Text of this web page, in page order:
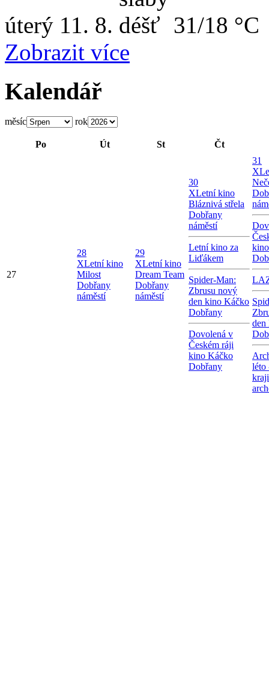
úterý 11. 8.
31/18 °C
Zobrazit více
Kalendář
měsíc rok
Po Út St Čt
27
28
XLetní kino
Milost
Dobřany
náměstí
29
XLetní kino
Dream Team
Dobřany
náměstí
30
XLetní kino
Bláznivá střela
Dobřany
náměstí
Letní kino za
Liďákem
Spider-Man:
Zbrusu nový
den kino Káčko
Dobřany
Dovolená v
Českém ráji
kino Káčko
Dobřany
31
X
den
léto